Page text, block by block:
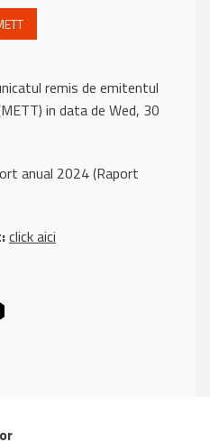
remis de emitentul
in data de Wed, 30
anual 2024 (Raport
click aici